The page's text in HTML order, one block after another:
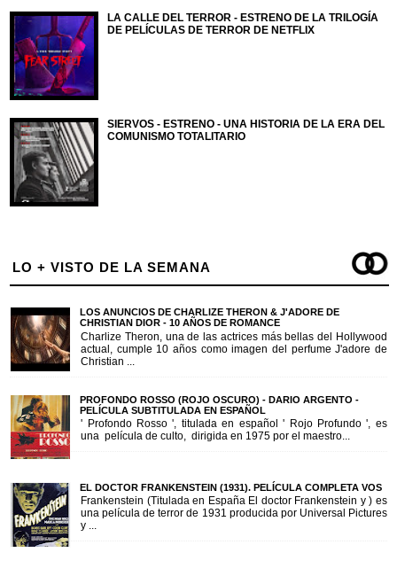
LA CALLE DEL TERROR - ESTRENO DE LA TRILOGÍA
DE PELÍCULAS DE TERROR DE NETFLIX
SIERVOS - ESTRENO - UNA HISTORIA DE LA ERA DEL
COMUNISMO TOTALITARIO
LO + VISTO DE LA SEMANA
LOS ANUNCIOS DE CHARLIZE THERON & J'ADORE DE
CHRISTIAN DIOR - 10 AÑOS DE ROMANCE
Charlize Theron, una de las actrices más bellas del Hollywood
actual, cumple 10 años como imagen del perfume J'adore de
Christian ...
PROFONDO ROSSO (ROJO OSCURO) - DARIO ARGENTO -
PELÍCULA SUBTITULADA EN ESPAÑOL
' Profondo Rosso ', titulada en español ' Rojo Profundo ', es
una película de culto, dirigida en 1975 por el maestro...
EL DOCTOR FRANKENSTEIN (1931). PELÍCULA COMPLETA VOS
Frankenstein (Titulada en España El doctor Frankenstein y ) es
una película de terror de 1931 producida por Universal Pictures
y ...